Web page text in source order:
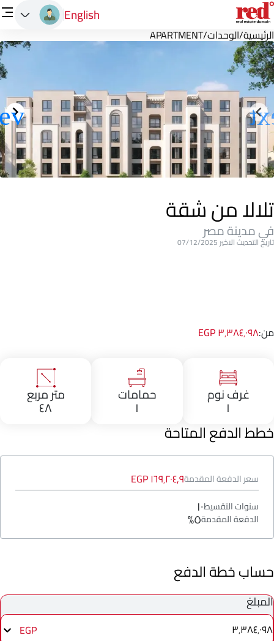
English
الرئيسية/الوحدات/
APARTMENT
تلالا من شقة
في مدينة مصر
تاريخ التحديث الاخير 07/12/2025
من:٣٬٣٨٤٬٠٩٨ EGP
غرف نوم
١
حمامات
١
متر مربع
٤٨
خطط الدفع المتاحة
سعر الدفعة المقدمة١٦٩٬٢٠٤٫٩ EGP
سنوات التقسيط١٠
الدفعة المقدمة٥%
حساب خطة الدفع
المبلغ
٣٬٣٨٤٬٠٩٨ EGP